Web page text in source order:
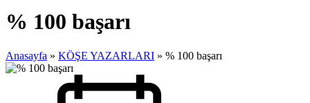
% 100 başarı
Anasayfa » KÖŞE YAZARLARI » % 100 başarı